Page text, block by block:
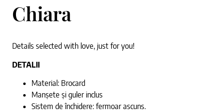
Chiara
Details selected with love, just for you!
DETALII
Material: Brocard
Manșete și guler inclus
Sistem de închidere: fermoar ascuns.